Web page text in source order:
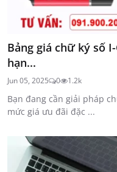
Bảng giá chữ ký số
hạn...
Jun 05, 2025 0 1.2k
Bạn đang cần giải pháp
mức giá ưu đãi đặc ...